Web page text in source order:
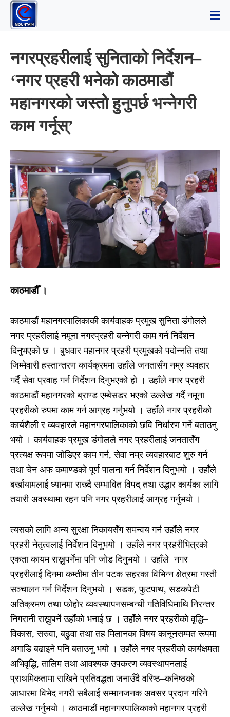
नगरप्रहरीलाई सुनिताको निर्देशन–
‘नगर प्रहरी भनेको काठमाडौं
महानगरको जस्तो हुनुपर्छ भन्नेगरी
काम गर्नूस्’
काठमाडौँ ।
काठमाडौं महानगरपालिकाकी कार्यवाहक प्रमुख सुनिता डंगोलले
नगर प्रहरीलाई नमूना नगरप्रहरी बन्नेगरी काम गर्न निर्देशन
दिनुभएको छ । बुधवार महानगर प्रहरी प्रमुखको पदोन्नति तथा
जिम्मेवारी हस्तान्तरण कार्यक्रममा उहाँले जनतासँग नम्र व्यवहार
गर्दै सेवा प्रवाह गर्न निर्देशन दिनुभएको हो । उहाँले नगर प्रहरी
काठमाडौं महानगरको ब्राण्ड एम्बेसडर भएको उल्लेख गर्दै नमूना
प्रहरीको रुपमा काम गर्न आग्रह गर्नुभयो । उहाँले नगर प्रहरीको
कार्यशैली र व्यवहारले महानगरपालिकाको छवि निर्धारण गर्ने बताउनु
भयो । कार्यवाहक प्रमुख डंगोलले नगर प्रहरीलाई जनतासँग
प्रत्यक्ष रूपमा जोडिएर काम गर्न, सेवा नम्र व्यवहारबाट शुरु गर्न
तथा चेन अफ कमाण्डको पूर्ण पालना गर्न निर्देशन दिनुभयो । उहाँले
बर्खायामलाई ध्यानमा राख्दै सम्भावित विपद् तथा उद्धार कार्यका लागि
तयारी अवस्थामा रहन पनि नगर प्रहरीलाई आग्रह गर्नुभयो ।
त्यसको लागि अन्य सुरक्षा निकायसँग समन्वय गर्न उहाँले नगर
प्रहरी नेतृत्वलाई निर्देशन दिनुभयो । उहाँले नगर प्रहरीभित्रको
एकता कायम राख्नुपर्नेमा पनि जोड दिनुभयो । उहाँले नगर
प्रहरीलाई दिनमा कम्तीमा तीन पटक सहरका विभिन्न क्षेत्रमा गस्ती
सञ्चालन गर्न निर्देशन दिनुभयो । सडक, फुटपाथ, सडकपेटी
अतिक्रमण तथा फोहोर व्यवस्थापनसम्बन्धी गतिविधिमाथि निरन्तर
निगरानी राख्नुपर्ने उहाँको भनाई छ । उहाँले नगर प्रहरीको वृद्धि–
विकास, सरुवा, बढुवा तथा तह मिलानका विषय कानूनसम्मत रूपमा
अगाडि बढाइने पनि बताउनु भयो । उहाँले नगर प्रहरीको कार्यक्षमता
अभिवृद्धि, तालिम तथा आवश्यक उपकरण व्यवस्थापनलाई
प्राथमिकतामा राखिने प्रतिवद्धता जनाउँदै वरिष्ठ–कनिष्ठको
आधारमा विभेद नगरी सबैलाई सम्मानजनक अवसर प्रदान गरिने
उल्लेख गर्नुभयो । काठमाडौं महानगरपालिकाको महानगर प्रहरी